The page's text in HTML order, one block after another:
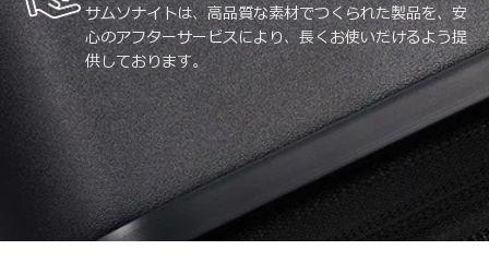
サムソナイトは、高品質な素材でつくられた製品を、安
心のアフターサービスにより、長くお使いだけるよう提
供しております。